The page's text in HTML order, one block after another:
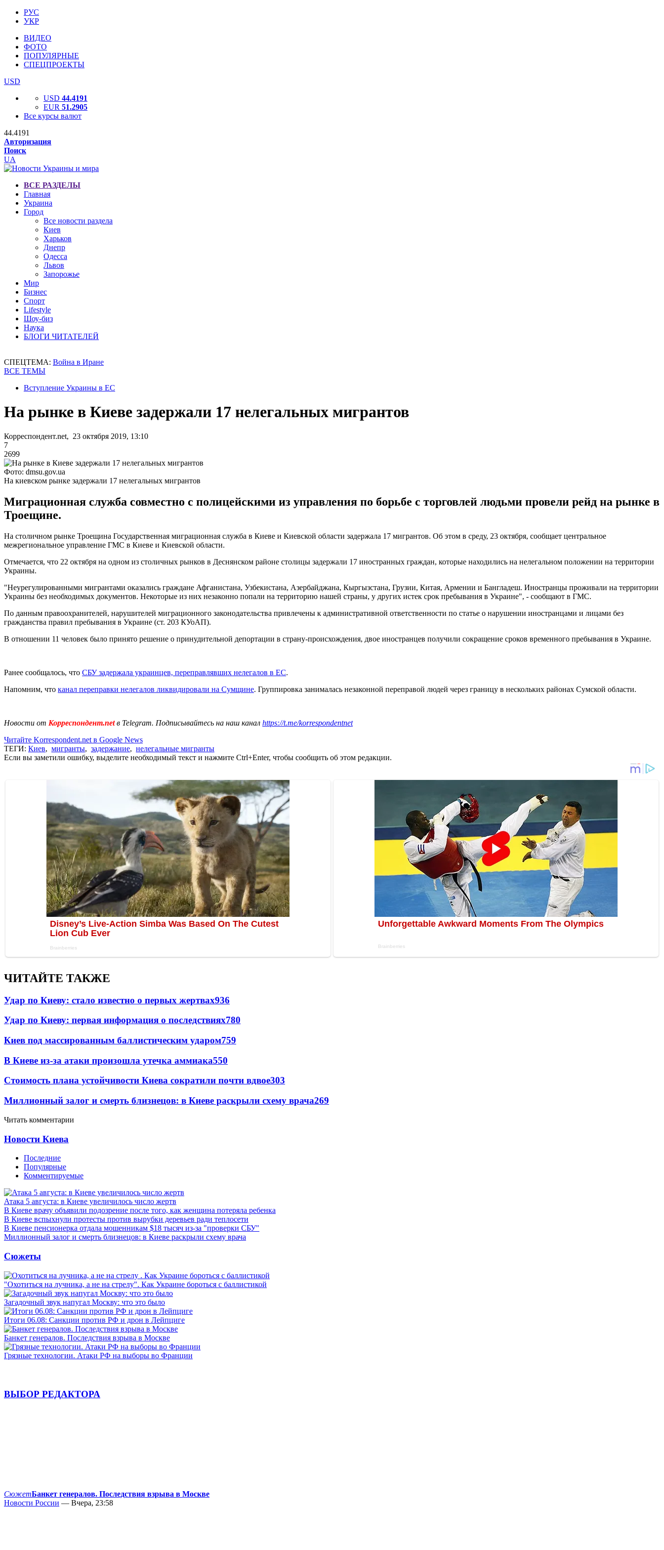
РУС
УКР
ВИДЕО
ФОТО
ПОПУЛЯРНЫЕ
СПЕЦПРОЕКТЫ
USD
USD 44.4191
EUR 51.2905
Все курсы валют
44.4191
Авторизация
Поиск
UA
ВСЕ РАЗДЕЛЫ
Главная
Украина
Город
Все новости раздела
Киев
Харьков
Днепр
Одесса
Львов
Запорожье
Мир
Бизнес
Спорт
Lifestyle
Шоу-биз
Наука
БЛОГИ ЧИТАТЕЛЕЙ
СПЕЦТЕМА: Война в Иране
ВСЕ ТЕМЫ
Вступление Украины в ЕС
На рынке в Киеве задержали 17 нелегальных мигрантов
Корреспондент.net, 23 октября 2019, 13:10
7
2699
Фото: dmsu.gov.ua
На киевском рынке задержали 17 нелегальных мигрантов
Миграционная служба совместно с полицейскими из управления по борьбе с торговлей людьми провели рейд на рынке в
Троещине.
На столичном рынке Троещина Государственная миграционная служба в Киеве и Киевской области задержала 17 мигрантов. Об этом в среду, 23 октября, сообщает центральное
межрегиональное управление ГМС в Киеве и Киевской области.
Отмечается, что 22 октября на одном из столичных рынков в Деснянском районе столицы задержали 17 иностранных граждан, которые находились на нелегальном положении на территории
Украины.
"Неурегулированными мигрантами оказались граждане Афганистана, Узбекистана, Азербайджана, Кыргызстана, Грузии, Китая, Армении и Бангладеш. Иностранцы проживали на территории
Украины без необходимых документов. Некоторые из них незаконно попали на территорию нашей страны, у других истек срок пребывания в Украине", - сообщают в ГМС.
По данным правоохранителей, нарушителей миграционного законодательства привлечены к административной ответственности по статье о нарушении иностранцами и лицами без
гражданства правил пребывания в Украине (ст. 203 КУоАП).
В отношении 11 человек было принято решение о принудительной депортации в страну-происхождения, двое иностранцев получили сокращение сроков временного пребывания в Украине.
Ранее сообщалось, что СБУ задержала украинцев, переправлявших нелегалов в ЕС.
Напомним, что канал переправки нелегалов ликвидировали на Сумщине. Группировка занималась незаконной переправой людей через границу в нескольких районах Сумской области.
Новости от Корреспондент.netв Telegram. Подписывайтесь на наш канал https://t.me/korrespondentnet
Читайте Korrespondent.net в Google News
ТЕГИ: Киев, мигранты, задержание, нелегальные мигранты
Если вы заметили ошибку, выделите необходимый текст и нажмите Ctrl+Enter, чтобы сообщить об этом редакции.
ЧИТАЙТЕ ТАКЖЕ
Удар по Киеву: стало известно о первых жертвах936
Удар по Киеву: первая информация о последствиях780
Киев под массированным баллистическим ударом759
В Киеве из-за атаки произошла утечка аммиака550
Стоимость плана устойчивости Киева сократили почти вдвое303
Миллионный залог и смерть близнецов: в Киеве раскрыли схему врача269
Читать комментарии
Новости Киева
Последние
Популярные
Комментируемые
Атака 5 августа: в Киеве увеличилось число жертв
В Киеве врачу объявили подозрение после того, как женщина потеряла ребенка
В Киеве вспыхнули протесты против вырубки деревьев ради теплосети
В Киеве пенсионерка отдала мошенникам $18 тысяч из-за "проверки СБУ"
Миллионный залог и смерть близнецов: в Киеве раскрыли схему врача
Сюжеты
"Охотиться на лучника, а не на стрелу". Как Украине бороться с баллистикой
Загадочный звук напугал Москву: что это было
Итоги 06.08: Санкции против РФ и дрон в Лейпциге
Банкет генералов. Последствия взрыва в Москве
Грязные технологии. Атаки РФ на выборы во Франции
ВЫБОР РЕДАКТОРА
СюжетБанкет генералов. Последствия взрыва в Москве
Новости России — Вчера, 23:58